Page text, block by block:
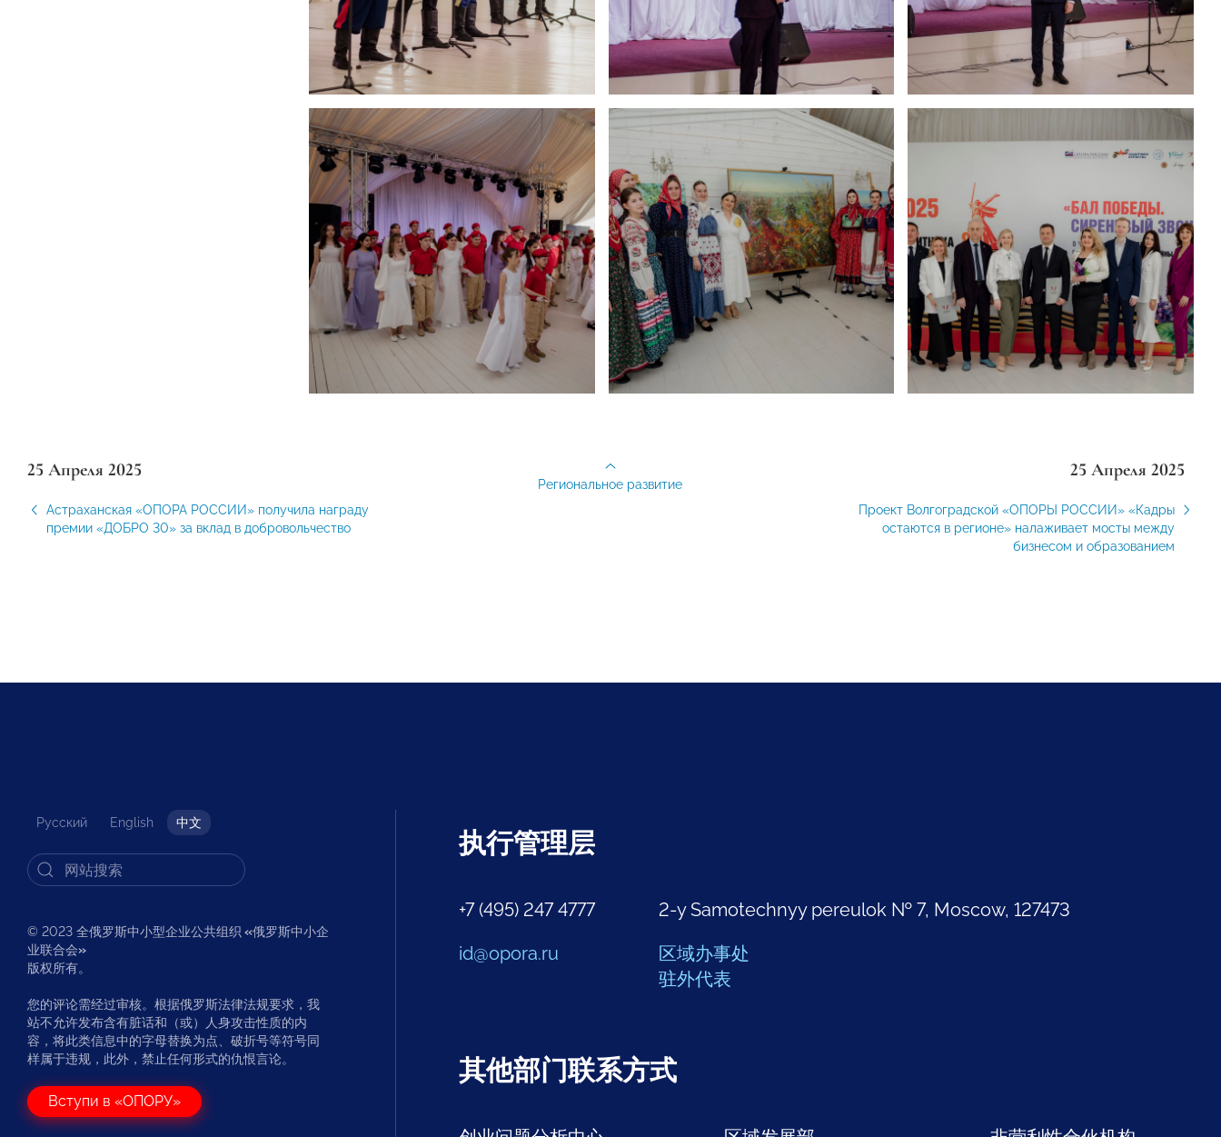
25 Апреля 2025
Астраханская «ОПОРА РОССИИ» получила награду
премии «ДОБРО 30» за вклад в добровольчество
25 Апреля 2025
Проект Волгоградской «ОПОРЫ РОССИИ» «Кадры
остаются в регионе» налаживает мосты между
бизнесом и образованием
Региональное развитие
Русский English 中文
© 2023 全俄罗斯中小型企业公共组织 «俄罗斯中小企
业联合会»
版权所有。
您的评论需经过审核。根据俄罗斯法律法规要求，我
站不允许发布含有脏话和（或）人身攻击性质的内
容，将此类信息中的字母替换为点、破折号等符号同
样属于违规，此外，禁止任何形式的仇恨言论。
Вступи в «ОПОРУ»
执行管理层
+7 (495) 247 4777
id@opora.ru
2-y Samotechnyy pereulok № 7, Moscow, 127473
区域办事处
驻外代表
其他部门联系方式